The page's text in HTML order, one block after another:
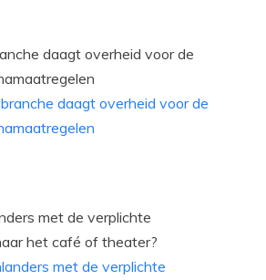
daagt overheid voor de
met de verplichte
het café of theater?